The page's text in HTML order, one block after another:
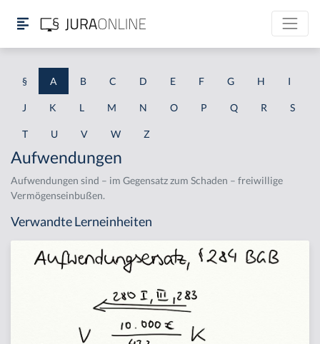
§ A B C D E F G H I
J K L M N O P Q R S
T U V W Z
Aufwendungen
Aufwendungen sind – im Gegensatz zum Schaden – freiwillige
Vermögenseinbußen.
Verwandte Lerneinheiten